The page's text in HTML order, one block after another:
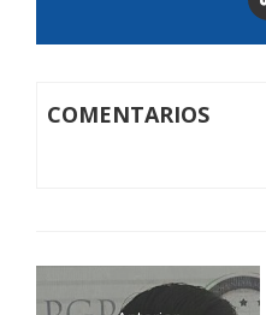
COMENTARIOS